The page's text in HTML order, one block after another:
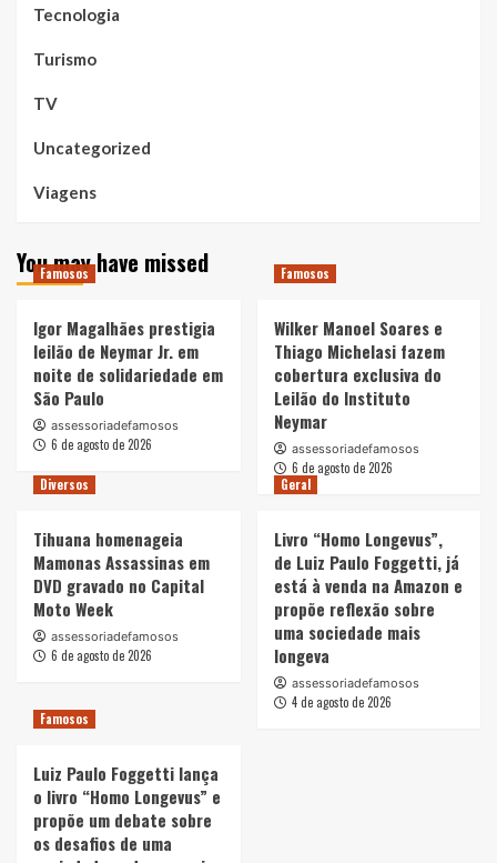
Tecnologia
Turismo
TV
Uncategorized
Viagens
You may have missed
Famosos
Igor Magalhães prestigia
leilão de Neymar Jr. em
noite de solidariedade em
São Paulo
assessoriadefamosos
6 de agosto de 2026
Famosos
Wilker Manoel Soares e
Thiago Michelasi fazem
cobertura exclusiva do
Leilão do Instituto
Neymar
assessoriadefamosos
6 de agosto de 2026
Diversos
Tihuana homenageia
Mamonas Assassinas em
DVD gravado no Capital
Moto Week
assessoriadefamosos
6 de agosto de 2026
Geral
Livro “Homo Longevus”,
de Luiz Paulo Foggetti, já
está à venda na Amazon e
propõe reflexão sobre
uma sociedade mais
longeva
assessoriadefamosos
4 de agosto de 2026
Famosos
Luiz Paulo Foggetti lança
o livro “Homo Longevus” e
propõe um debate sobre
os desafios de uma